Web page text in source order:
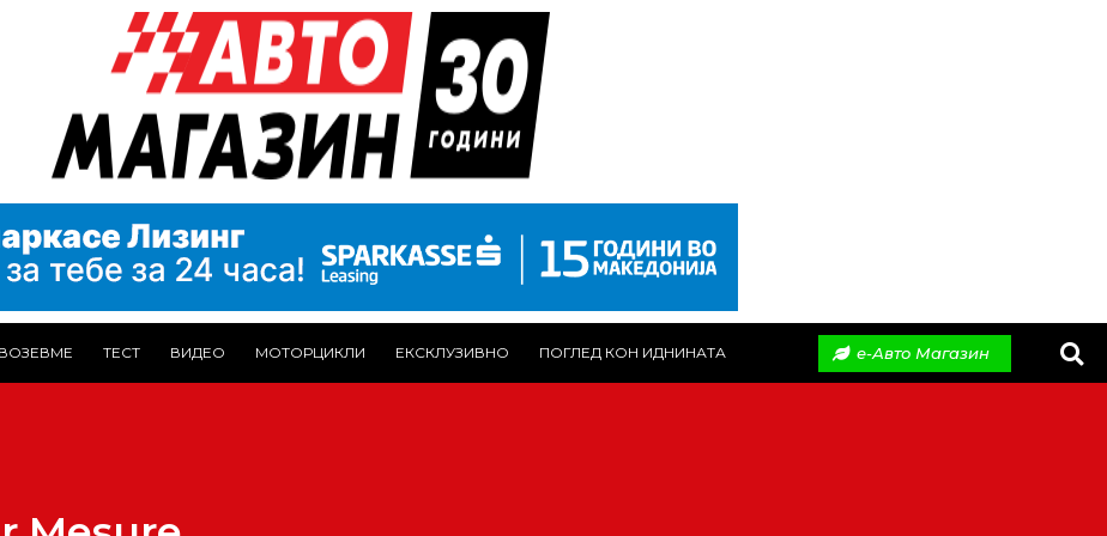
ВОЗЕВМЕ ТЕСТ ВИДЕО МОТОРЦИКЛИ ЕКСКЛУЗИВНО ПОГЛЕД КОН ИДНИНАТА е-Авто Магазин